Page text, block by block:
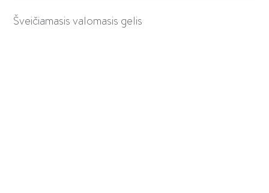
Šveičiamasis valomasis gelis